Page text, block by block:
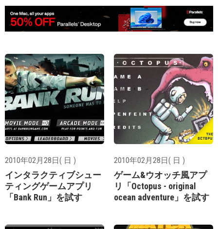
2010年02月28日( 日 )
インタラクティブシュー
ティングゲームアプリ
「Bank Run」を試す
2010年02月28日( 日 )
ゲーム&ウオッチ風アプ
リ「Octopus - original
ocean adventure」を試す